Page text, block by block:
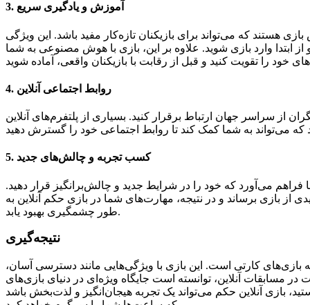
3. آموزش و یادگیری سریع
هستند که می‌تواند برای بازیکنان تازه‌کار مفید باشد. این ویژگی
ابتدا وارد بازی شوید. علاوه بر این، بازی با هوش مصنوعی به شما
4. روابط اجتماعی آنلاین
از سراسر جهان ارتباط برقرار کنید. بسیاری از پلتفرم‌های آنلاین
5. کسب تجربه و چالش‌های جدید
فراهم می‌آورد که خود را در شرایط جدید و چالش‌برانگیز قرار دهید.
از بازی برساند و در نتیجه، مهارت‌های شما در بازی حکم آنلاین به
طور چشمگیری بهبود یابد.
نتیجه‌گیری
بازی‌های کارتی است. این بازی با ویژگی‌هایی مانند دسترسی آسان،
مسابقات آنلاین، توانسته است جایگاه ویژه‌ای در دنیای بازی‌های
بازی آنلاین حکم می‌تواند یک تجربه هیجان‌انگیز و لذت‌بخش باشد